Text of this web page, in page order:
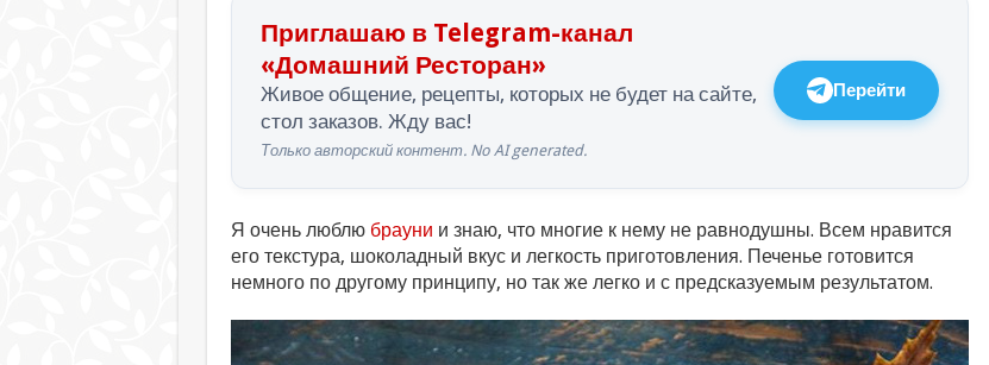
Приглашаю в Telegram-канал
«Домашний Ресторан»
Живое общение, рецепты, которых не будет на сайте,
стол заказов. Жду вас!
Только авторский контент. No AI generated.
Перейти
Я очень люблю брауни и знаю, что многие к нему не равнодушны. Всем нравится
его текстура, шоколадный вкус и легкость приготовления. Печенье готовится
немного по другому принципу, но так же легко и с предсказуемым результатом.